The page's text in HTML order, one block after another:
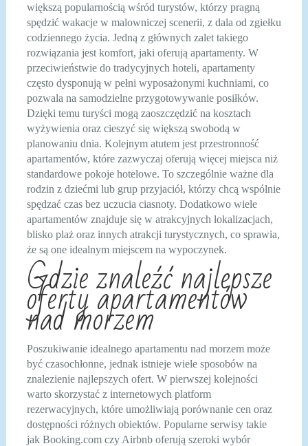
większą popularnością wśród turystów, którzy pragną
spędzić wakacje w malowniczej scenerii, z dala od zgiełku
codziennego życia. Jedną z głównych zalet takiego
rozwiązania jest komfort, jaki oferują apartamenty. W
przeciwieństwie do tradycyjnych hoteli, apartamenty
często dysponują w pełni wyposażonymi kuchniami, co
pozwala na samodzielne przygotowywanie posiłków.
Dzięki temu turyści mogą zaoszczędzić na kosztach
wyżywienia oraz cieszyć się większą swobodą w
planowaniu dnia. Kolejnym atutem jest przestronność
apartamentów, które zazwyczaj oferują więcej miejsca niż
standardowe pokoje hotelowe. To szczególnie ważne dla
rodzin z dziećmi lub grup przyjaciół, którzy chcą wspólnie
spędzać czas bez uczucia ciasnoty. Dodatkowo wiele
apartamentów znajduje się w atrakcyjnych lokalizacjach,
blisko plaż oraz innych atrakcji turystycznych, co sprawia,
że są one idealnym miejscem na wypoczynek.
Gdzie znaleźć najlepsze
oferty apartamentów
nad morzem
Poszukiwanie idealnego apartamentu nad morzem może
być czasochłonne, jednak istnieje wiele sposobów na
znalezienie najlepszych ofert. W pierwszej kolejności
warto skorzystać z internetowych platform
rezerwacyjnych, które umożliwiają porównanie cen oraz
dostępności różnych obiektów. Popularne serwisy takie
jak Booking.com czy Airbnb oferują szeroki wybór